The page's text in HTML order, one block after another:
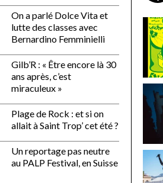
On a parlé Dolce Vita et
lutte des classes avec
Bernardino Femminielli
Gilb’R : « Être encore là 30
ans après, c’est
miraculeux »
Plage de Rock : et si on
allait à Saint Trop’ cet été ?
Un reportage pas neutre
au PALP Festival, en Suisse